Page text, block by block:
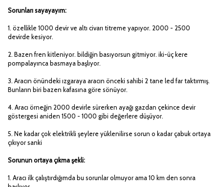
Sorunları sayayayım:
1. özellikle 1000 devir ve altı civarı titreme yapıyor. 2000 - 2500
devirde kesiyor.
2. Bazen fren kitleniyor. bildiğin basıyorsun gitmiyor. iki-üç kere
pompalayınca basmaya başlıyor.
3. Aracın önündeki ızgaraya aracın önceki sahibi 2 tane led far taktırmış.
Bunların biri bazen kafasına göre sönüyor.
4. Aracı örneğin 2000 devirle sürerken ayağı gazdan çekince devir
göstergesi aniden 1500 - 1000 gibi değerlere düşüyor.
5. Ne kadar çok elektrikli şeylere yüklenilirse sorun o kadar çabuk ortaya
çıkıyor sanki
Sorunun ortaya çıkma şekli:
1. Aracı ilk çalıştırdığımda bu sorunlar olmuyor ama 10 km den sonra